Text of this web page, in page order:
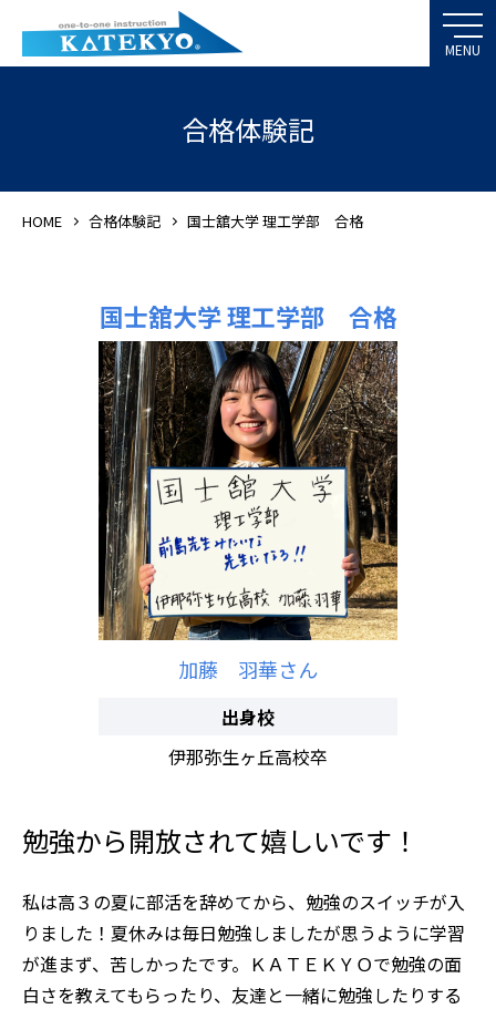
合格体験記
HOME 合格体験記 国士舘大学 理工学部 合格
国士舘大学 理工学部 合格
加藤 羽華さん
出身校
伊那弥生ヶ丘高校卒
勉強から開放されて嬉しいです！
私は高３の夏に部活を辞めてから、勉強のスイッチが入
りました！夏休みは毎日勉強しましたが思うように学習
が進まず、苦しかったです。ＫＡＴＥＫＹＯで勉強の面
白さを教えてもらったり、友達と一緒に勉強したりする